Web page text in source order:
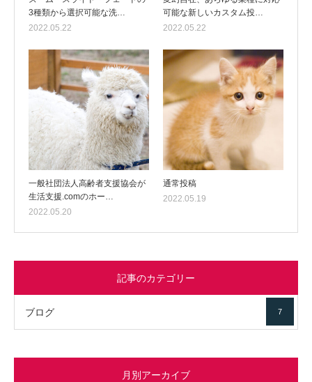
3種類から選択可能な洗…
2022.05.22
可能な新しいカスタム投…
2022.05.22
一般社団法人高齢者支援協会が
生活支援.comのホー…
2022.05.20
通常投稿
2022.05.19
記事のカテゴリー
ブログ 7
月別アーカイブ